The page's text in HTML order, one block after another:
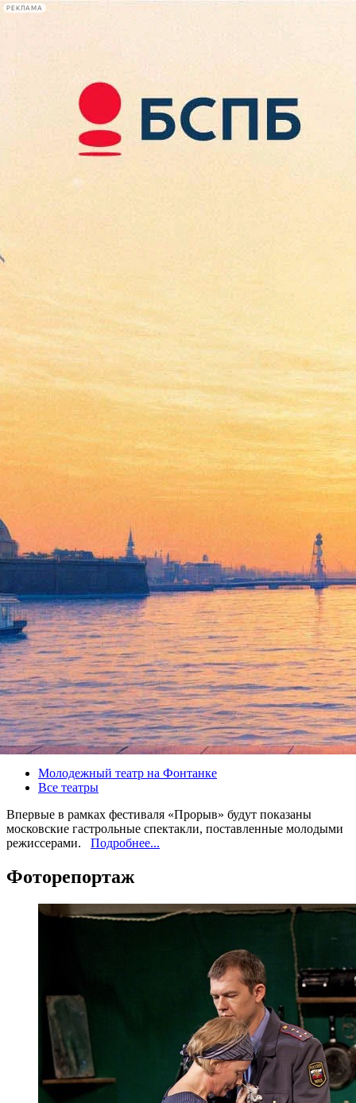
РЕКЛАМА
Сегодня:
2026.08.09
10:03
Афиша Plus
«Любовь людей» на
фестивале премии «Прорыв»
02 февраля 2013, суббота,19.00
Версия для печати
Все спектакли
Молодежный театр на Фонтанке
Все театры
Впервые в рамках фестиваля «Прорыв» будут показаны
московские гастрольные спектакли, поставленные молодыми
режиссерами. Подробнее...
Фоторепортаж